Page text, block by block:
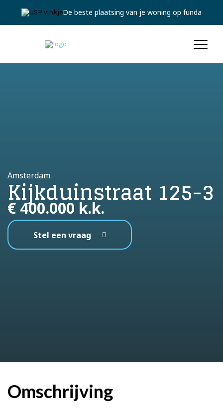
Jouw persoonlijke expert
Amsterdam
Kijkduinstraat 125-3
€ 400.000 k.k.
Stel een vraag
Omschrijving